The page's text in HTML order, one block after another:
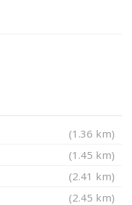
(1.36 km)
(1.45 km)
(2.41 km)
(2.45 km)